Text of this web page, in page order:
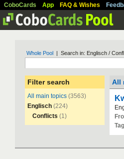
CoboCards App FAQ & Wishes
Whole Pool | Search in: Englisch /
Filter search
All main topics (3563)
Englisch (224)
Conflicts (1)
All